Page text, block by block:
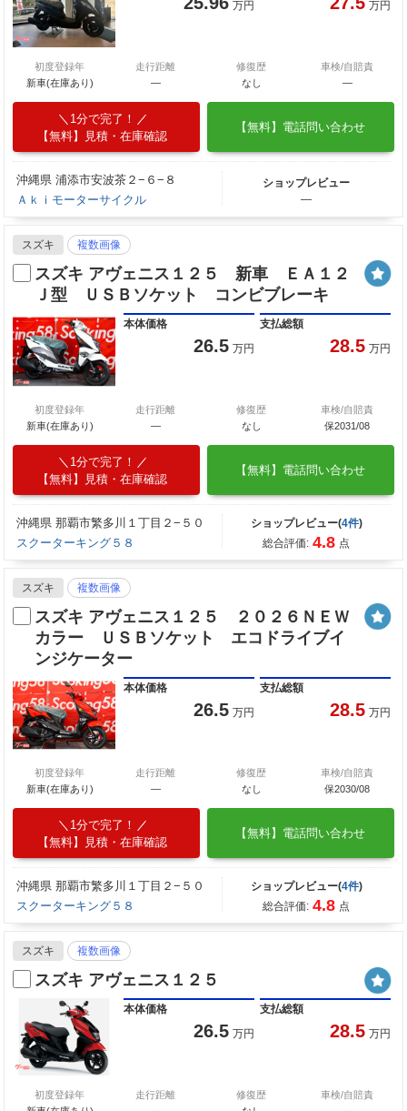
万円 万円
初度登録年
新車(在庫あり)
走行距離
―
修復歴
なし
車検/自賠責
―
1分で完了！
【無料】見積・在庫確認
【無料】電話問い合わせ
沖縄県 浦添市安波茶２−６−８
Ａｋｉモーターサイクル
ショップレビュー
―
スズキ 複数画像
スズキ アヴェニス１２５ 新車 ＥＡ１２
Ｊ型 ＵＳＢソケット コンビブレーキ
本体価格
26.5 万円
支払総額
28.5 万円
初度登録年
新車(在庫あり)
走行距離
―
修復歴
なし
車検/自賠責
保2031/08
1分で完了！
【無料】見積・在庫確認
【無料】電話問い合わせ
沖縄県 那覇市繁多川１丁目２−５０
スクーターキング５８
ショップレビュー(4件)
総合評価: 4.8 点
スズキ 複数画像
スズキ アヴェニス１２５ ２０２６ＮＥＷ
カラー ＵＳＢソケット エコドライブイ
ンジケーター
本体価格
26.5 万円
支払総額
28.5 万円
初度登録年
新車(在庫あり)
走行距離
―
修復歴
なし
車検/自賠責
保2030/08
1分で完了！
【無料】見積・在庫確認
【無料】電話問い合わせ
沖縄県 那覇市繁多川１丁目２−５０
スクーターキング５８
ショップレビュー(4件)
総合評価: 4.8 点
スズキ 複数画像
スズキ アヴェニス１２５
本体価格
26.5 万円
支払総額
28.5 万円
初度登録年
走行距離
修復歴
車検/自賠責